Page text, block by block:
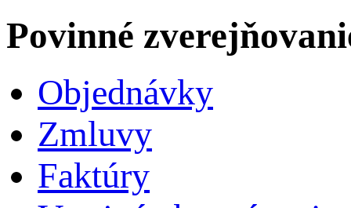
Povinné
Objednávky
Zmluvy
Faktúry